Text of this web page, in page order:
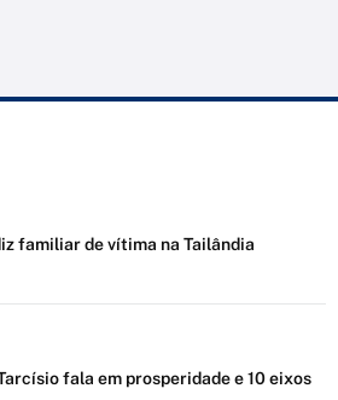
familiar de vítima na Tailândia
fala em prosperidade e 10 eixos